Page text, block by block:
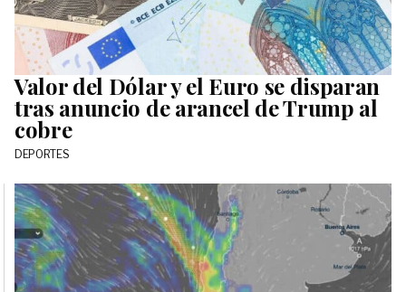
Valor del Dólar y el Euro se disparan
tras anuncio de arancel de Trump al
cobre
DEPORTES